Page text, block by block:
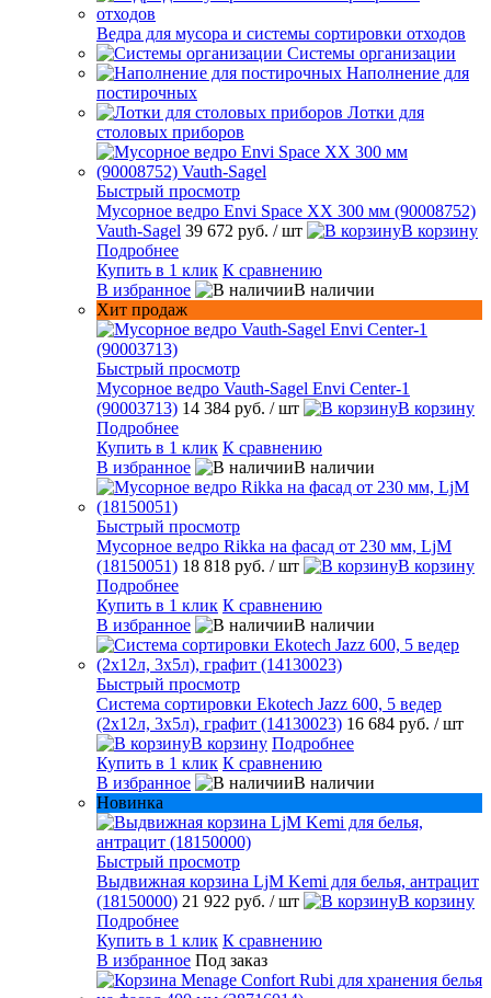
Ведра для мусора и системы сортировки отходов
Системы организации
Наполнение для
постирочных
Лотки для
столовых приборов
Быстрый просмотр
Мусорное ведро Envi Space XX 300 мм (90008752)
Vauth-Sagel 39 672 руб. / шт
В корзину
Подробнее
Купить в 1 клик К сравнению
В избранное
В наличии
Хит продаж
Быстрый просмотр
Мусорное ведро Vauth-Sagel Envi Center-1
(90003713) 14 384 руб. / шт
В корзину
Подробнее
Купить в 1 клик К сравнению
В избранное
В наличии
Быстрый просмотр
Мусорное ведро Rikka на фасад от 230 мм, LjM
(18150051) 18 818 руб. / шт
В корзину
Подробнее
Купить в 1 клик К сравнению
В избранное
В наличии
Быстрый просмотр
Система сортировки Ekotech Jazz 600, 5 ведер
(2х12л, 3х5л), графит (14130023) 16 684 руб. / шт
В корзину Подробнее
Купить в 1 клик К сравнению
В избранное
В наличии
Новинка
Быстрый просмотр
Выдвижная корзина LjM Kemi для белья, антрацит
(18150000) 21 922 руб. / шт
В корзину
Подробнее
Купить в 1 клик К сравнению
В избранное Под заказ